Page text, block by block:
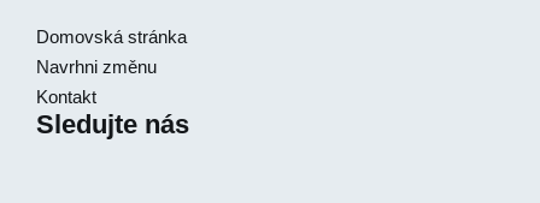
Domovská stránka
Navrhni změnu
Kontakt
Sledujte nás